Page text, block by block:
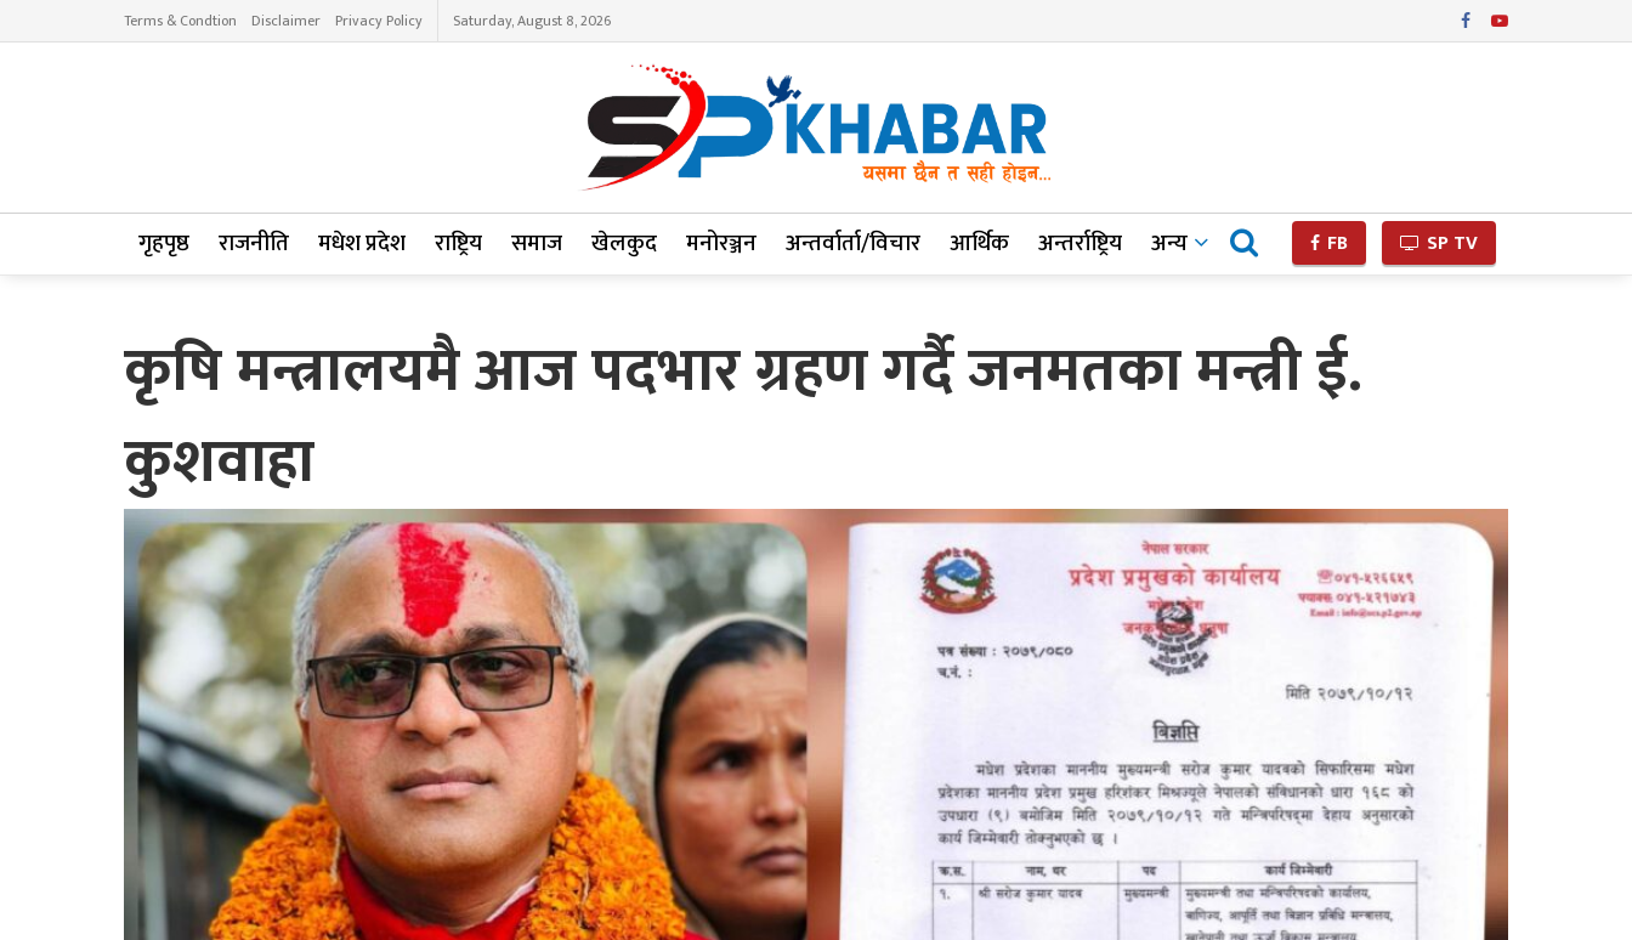
Terms & Condtion Disclaimer Privacy Policy Saturday, August 8, 2026
गृहपृष्ठ राजनीति मधेश प्रदेश राष्ट्रिय समाज खेलकुद मनोरञ्जन अन्तर्वार्ता/विचार आर्थिक अन्तर्राष्ट्रिय अन्य FB SP TV
कृषि मन्त्रालयमै आज पदभार ग्रहण गर्दै जनमतका मन्त्री ई.
कुशवाहा